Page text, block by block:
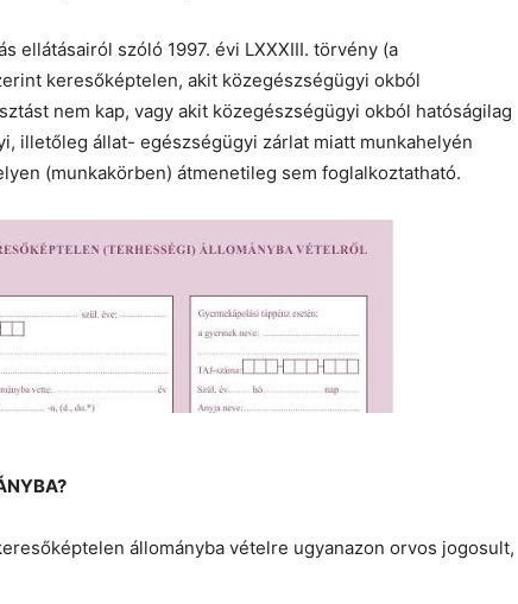
ellátásairól szóló 1997. évi LXXXIII. törvény (a
keresőképtelen, akit közegészségügyi okból
nem kap, vagy akit közegészségügyi okból hatóságilag
illetőleg állat- egészségügyi zárlat miatt munkahelyén
(munkakörben) átmenetileg sem foglalkoztatható.
állományba vételre ugyanazon orvos jogosult,